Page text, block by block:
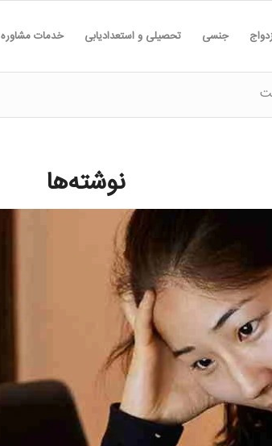
جنسی تحصیلی و استعدادیابی خدمات مشاوره
نوشته‌ها